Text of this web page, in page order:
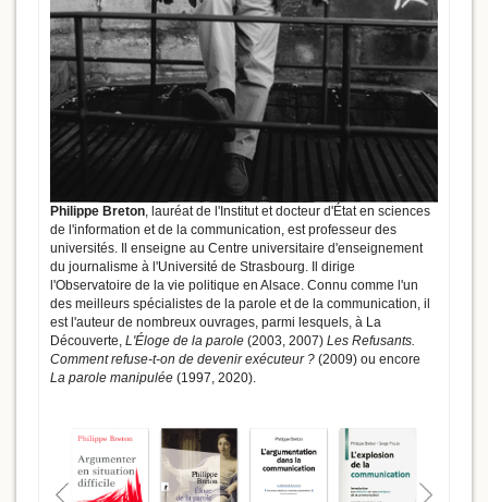
Philippe Breton , lauréat de l'Institut et docteur d'État en sciences
de l'information et de la communication, est professeur des
universités. Il enseigne au Centre universitaire d'enseignement
du journalisme à l'Université de Strasbourg. Il dirige
l'Observatoire de la vie politique en Alsace. Connu comme l'un
des meilleurs spécialistes de la parole et de la communication, il
est l'auteur de nombreux ouvrages, parmi lesquels, à La
Découverte, L'Éloge de la parole (2003, 2007) Les Refusants.
Comment refuse-t-on de devenir exécuteur ? (2009) ou encore
La parole manipulée (1997, 2020).